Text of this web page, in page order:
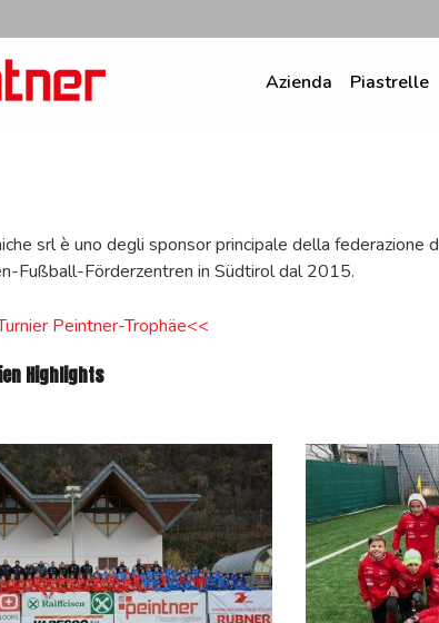
Azienda Piastrelle
srl è uno degli sponsor principale della
Fußball-Förderzentren in Südtirol dal 2015.
Peintner-Trophäe<<
Highlights